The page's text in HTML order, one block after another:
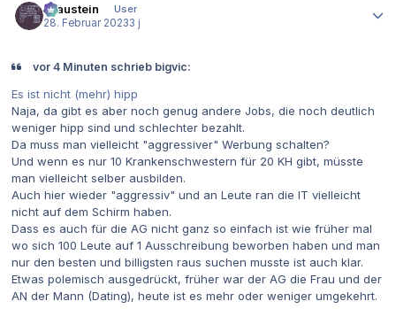
Graustein
User
28. Februar 20233 j
vor 4 Minuten schrieb bigvic:
Es ist nicht (mehr) hipp
Naja, da gibt es aber noch genug andere Jobs, die noch deutlich
weniger hipp sind und schlechter bezahlt.
Da muss man vielleicht "aggressiver" Werbung schalten?
Und wenn es nur 10 Krankenschwestern für 20 KH gibt, müsste
man vielleicht selber ausbilden.
Auch hier wieder "aggressiv" und an Leute ran die IT vielleicht
nicht auf dem Schirm haben.
Dass es auch für die AG nicht ganz so einfach ist wie früher mal
wo sich 100 Leute auf 1 Ausschreibung beworben haben und man
nur den besten und billigsten raus suchen musste ist auch klar.
Etwas polemisch ausgedrückt, früher war der AG die Frau und der
AN der Mann (Dating), heute ist es mehr oder weniger umgekehrt.